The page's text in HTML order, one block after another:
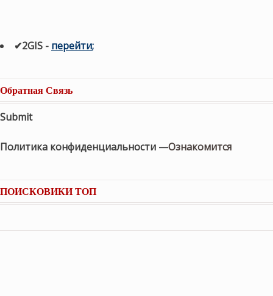
✔2GIS - перейти;
Обратная Связь
Submit
Политика конфиденциальности —Ознакомится
ПОИСКОВИКИ ТОП